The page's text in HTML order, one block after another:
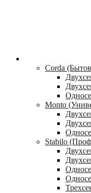
Corda
Monto
Stabilo